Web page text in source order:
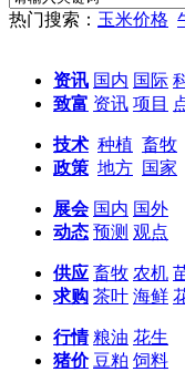
热门搜索： 玉米价格
资讯 国内 国际
致富 资讯 项目
技术 种植 畜牧
政策 地方 国家
展会 国内 国外
动态 预测 观点
供应 畜牧 农机
求购 茶叶 海鲜
行情 粮油 花生
猪价 豆粕 饲料